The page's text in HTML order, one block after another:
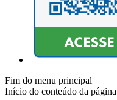
Fim do menu principal
Início do conteúdo da página